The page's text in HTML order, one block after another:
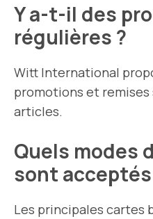
Y a-t-il des
régulières ?
Witt International
promotions et
articles.
Quels modes
sont acceptés
Les principales cartes